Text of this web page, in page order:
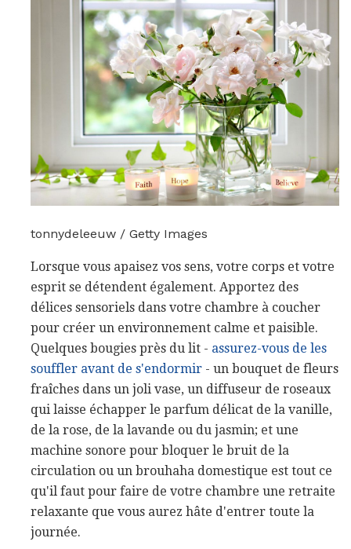
tonnydeleeuw / Getty Images
Lorsque vous apaisez vos sens, votre corps et votre
esprit se détendent également. Apportez des
délices sensoriels dans votre chambre à coucher
pour créer un environnement calme et paisible.
Quelques bougies près du lit - assurez-vous de les
souffler avant de s'endormir - un bouquet de fleurs
fraîches dans un joli vase, un diffuseur de roseaux
qui laisse échapper le parfum délicat de la vanille,
de la rose, de la lavande ou du jasmin; et une
machine sonore pour bloquer le bruit de la
circulation ou un brouhaha domestique est tout ce
qu'il faut pour faire de votre chambre une retraite
relaxante que vous aurez hâte d'entrer toute la
journée.